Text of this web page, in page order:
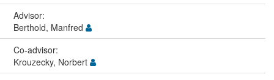
Advisor:
Berthold, Manfred
Co-advisor:
Krouzecky, Norbert